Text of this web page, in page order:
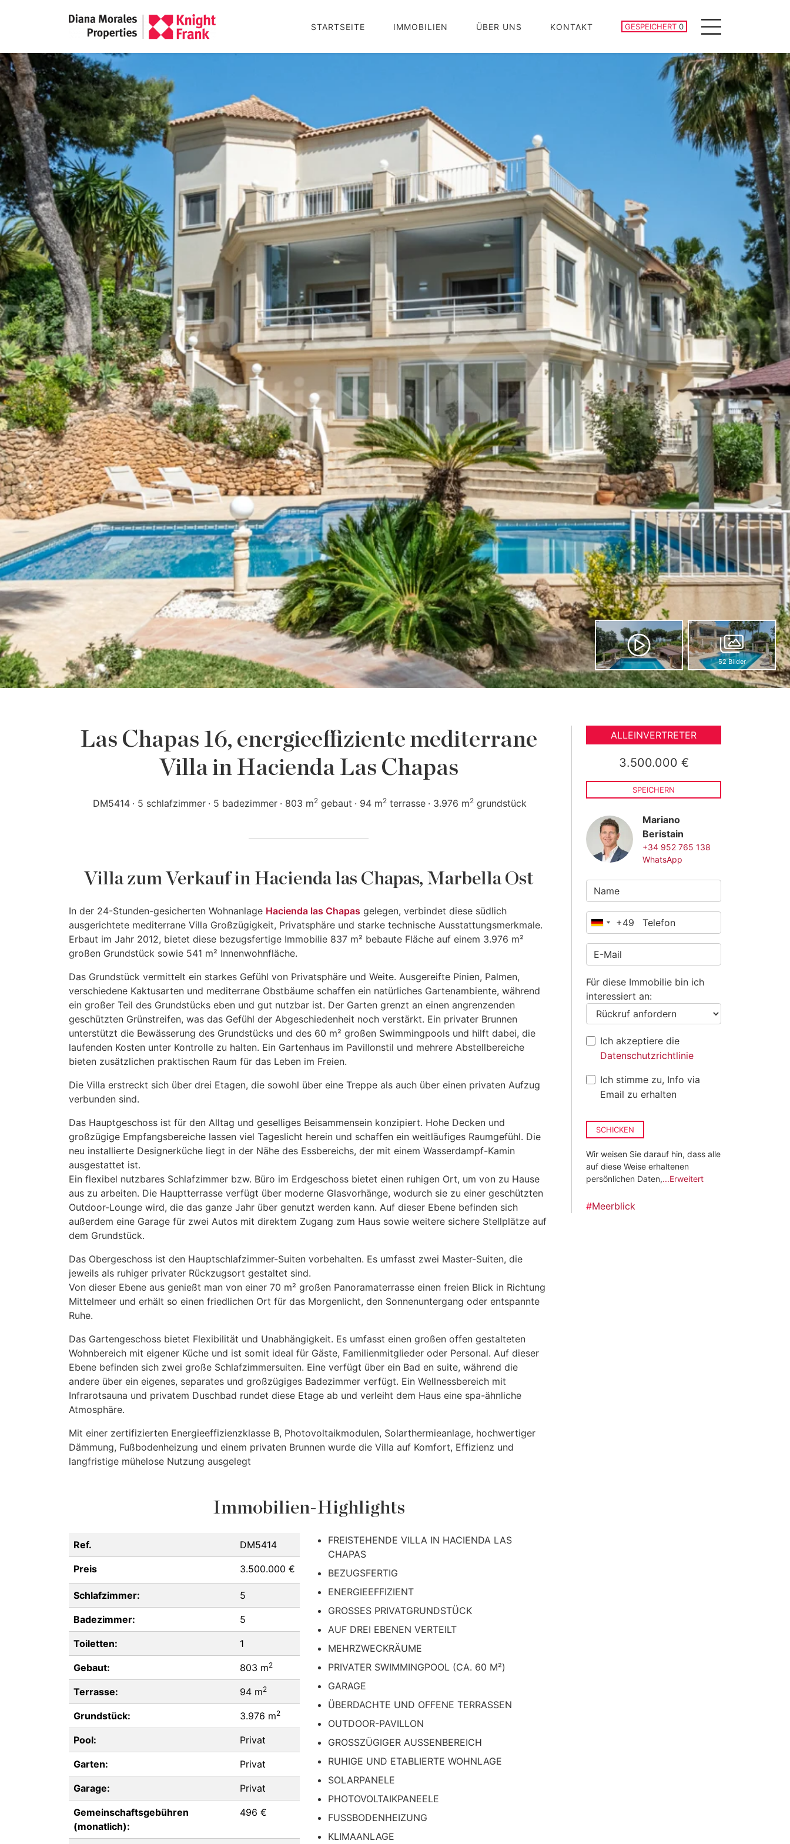
STARTSEITE IMMOBILIEN ÜBER UNS KONTAKT GESPEICHERT 0
GESPEICHERTE IMMOBILIEN
Menu
52 Bilder
Las Chapas 16, energieeffiziente mediterrane
Villa in Hacienda Las Chapas
DM5414 5 schlafzimmer 5 badezimmer 803 m2 gebaut 94 m2 terrasse 3.976 m2 grundstück
Villa zum Verkauf in Hacienda las Chapas, Marbella Ost
In der 24-Stunden-gesicherten Wohnanlage Hacienda las Chapas gelegen, verbindet diese südlich
ausgerichtete mediterrane Villa Großzügigkeit, Privatsphäre und starke technische Ausstattungsmerkmale.
Erbaut im Jahr 2012, bietet diese bezugsfertige Immobilie 837 m² bebaute Fläche auf einem 3.976 m²
großen Grundstück sowie 541 m² Innenwohnfläche.
Das Grundstück vermittelt ein starkes Gefühl von Privatsphäre und Weite. Ausgereifte Pinien, Palmen,
verschiedene Kaktusarten und mediterrane Obstbäume schaffen ein natürliches Gartenambiente, während
ein großer Teil des Grundstücks eben und gut nutzbar ist. Der Garten grenzt an einen angrenzenden
geschützten Grünstreifen, was das Gefühl der Abgeschiedenheit noch verstärkt. Ein privater Brunnen
unterstützt die Bewässerung des Grundstücks und des 60 m² großen Swimmingpools und hilft dabei, die
laufenden Kosten unter Kontrolle zu halten. Ein Gartenhaus im Pavillonstil und mehrere Abstellbereiche
bieten zusätzlichen praktischen Raum für das Leben im Freien.
Die Villa erstreckt sich über drei Etagen, die sowohl über eine Treppe als auch über einen privaten Aufzug
verbunden sind.
Das Hauptgeschoss ist für den Alltag und geselliges Beisammensein konzipiert. Hohe Decken und
großzügige Empfangsbereiche lassen viel Tageslicht herein und schaffen ein weitläufiges Raumgefühl. Die
neu installierte Designerküche liegt in der Nähe des Essbereichs, der mit einem Wasserdampf-Kamin
ausgestattet ist.
Ein flexibel nutzbares Schlafzimmer bzw. Büro im Erdgeschoss bietet einen ruhigen Ort, um von zu Hause
aus zu arbeiten. Die Hauptterrasse verfügt über moderne Glasvorhänge, wodurch sie zu einer geschützten
Outdoor-Lounge wird, die das ganze Jahr über genutzt werden kann. Auf dieser Ebene befinden sich
außerdem eine Garage für zwei Autos mit direktem Zugang zum Haus sowie weitere sichere Stellplätze auf
dem Grundstück.
Das Obergeschoss ist den Hauptschlafzimmer-Suiten vorbehalten. Es umfasst zwei Master-Suiten, die
jeweils als ruhiger privater Rückzugsort gestaltet sind.
Von dieser Ebene aus genießt man von einer 70 m² großen Panoramaterrasse einen freien Blick in Richtung
Mittelmeer und erhält so einen friedlichen Ort für das Morgenlicht, den Sonnenuntergang oder entspannte
Ruhe.
Das Gartengeschoss bietet Flexibilität und Unabhängigkeit. Es umfasst einen großen offen gestalteten
Wohnbereich mit eigener Küche und ist somit ideal für Gäste, Familienmitglieder oder Personal. Auf dieser
Ebene befinden sich zwei große Schlafzimmersuiten. Eine verfügt über ein Bad en suite, während die
andere über ein eigenes, separates und großzügiges Badezimmer verfügt. Ein Wellnessbereich mit
Infrarotsauna und privatem Duschbad rundet diese Etage ab und verleiht dem Haus eine spa-ähnliche
Atmosphäre.
Mit einer zertifizierten Energieeffizienzklasse B, Photovoltaikmodulen, Solarthermieanlage, hochwertiger
Dämmung, Fußbodenheizung und einem privaten Brunnen wurde die Villa auf Komfort, Effizienz und
langfristige mühelose Nutzung ausgelegt
Immobilien-Highlights
Ref. DM5414
Preis 3.500.000 €
Schlafzimmer: 5
Badezimmer: 5
Toiletten: 1
Gebaut: 803 m2
Terrasse: 94 m2
Grundstück: 3.976 m2
Pool: Privat
Garten: Privat
Garage: Privat
Gemeinschaftsgebühren
(monatlich):
496 €
FREISTEHENDE VILLA IN HACIENDA LAS
CHAPAS
BEZUGSFERTIG
ENERGIEEFFIZIENT
GROSSES PRIVATGRUNDSTÜCK
AUF DREI EBENEN VERTEILT
MEHRZWECKRÄUME
PRIVATER SWIMMINGPOOL (CA. 60 M²)
GARAGE
ÜBERDACHTE UND OFFENE TERRASSEN
OUTDOOR-PAVILLON
GROSSZÜGIGER AUSSENBEREICH
RUHIGE UND ETABLIERTE WOHNLAGE
SOLARPANELE
PHOTOVOLTAIKPANEELE
FUSSBODENHEIZUNG
KLIMAANLAGE
ALLEINVERTRETER
3.500.000 €
SPEICHERN
Mariano
Beristain
+34 952 765 138
WhatsApp
Deutschland
+49
+49
Für diese Immobilie bin ich
interessiert an:
Ich akzeptiere die
Datenschutzrichtlinie
Ich stimme zu, Info via
Email zu erhalten
SCHICKEN
Wir weisen Sie darauf hin, dass alle
auf diese Weise erhaltenen
persönlichen Daten,...Erweitert
#Meerblick